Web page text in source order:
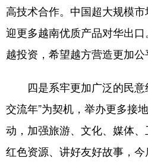
高技术合作。中国超大规模
迎更多越南优质产品对华出
越投资，希望越方营造更加公
四是系牢更加广泛的民意
交流年”为契机，举办更多接
动，加强旅游、文化、媒体
红色资源、讲好友好故事，